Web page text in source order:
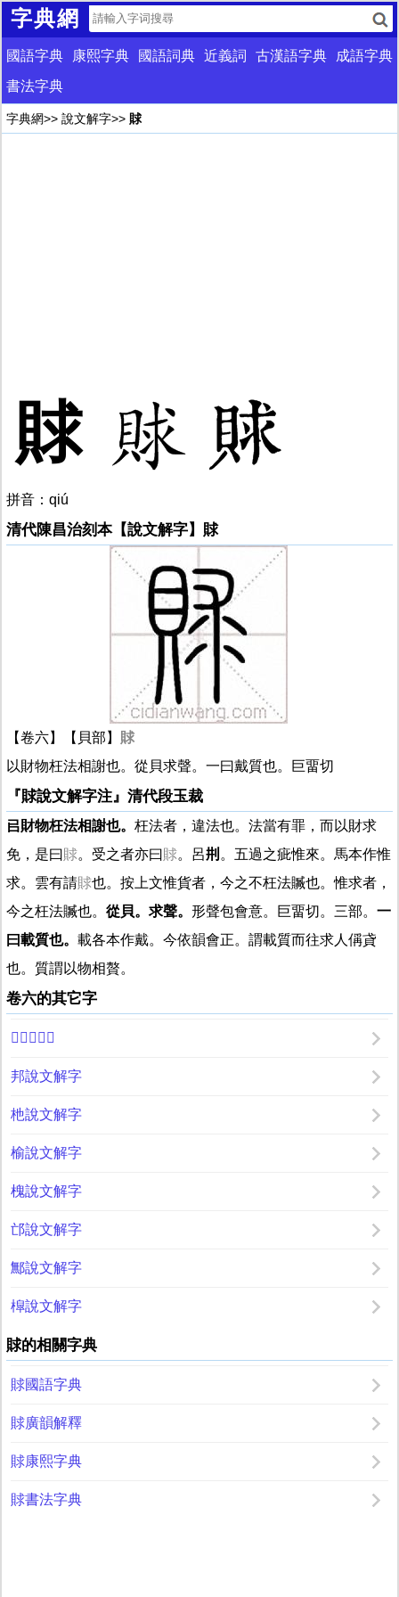
字典網
國語字典 康熙字典 國語詞典 近義詞 古漢語字典
成語字典
書法字典
字典網>> 說文解字>> 賕
賕
拼音：qiú
清代陳昌治刻本【說文解字】賕
【卷六】【貝部】 賕
以財物枉法相謝也。從貝求聲。一曰戴質也。巨畱切
『賕說文解字注』清代段玉裁
㠯財物枉法相謝也。 枉法者，違法也。法當有罪，而以財求
免，是曰賕。受之者亦曰賕。呂㓝 。五過之疵惟來。馬本作惟
求。雲有請賕也。按上文惟貨者，今之不枉法贓也。惟求者，
今之枉法贓也。 從貝。求聲。 形聲包會意。巨畱切。三部。 一
曰載質也。 載各本作戴。今依韻會正。謂載質而往求人偁貣
也。質謂以物相贅。
卷六的其它字
𠂹說文解字
邦說文解字
杝說文解字
榆說文解字
槐說文解字
邙說文解字
鄦說文解字
槹說文解字
賕的相關字典
賕國語字典
賕廣韻解釋
賕康熙字典
賕書法字典